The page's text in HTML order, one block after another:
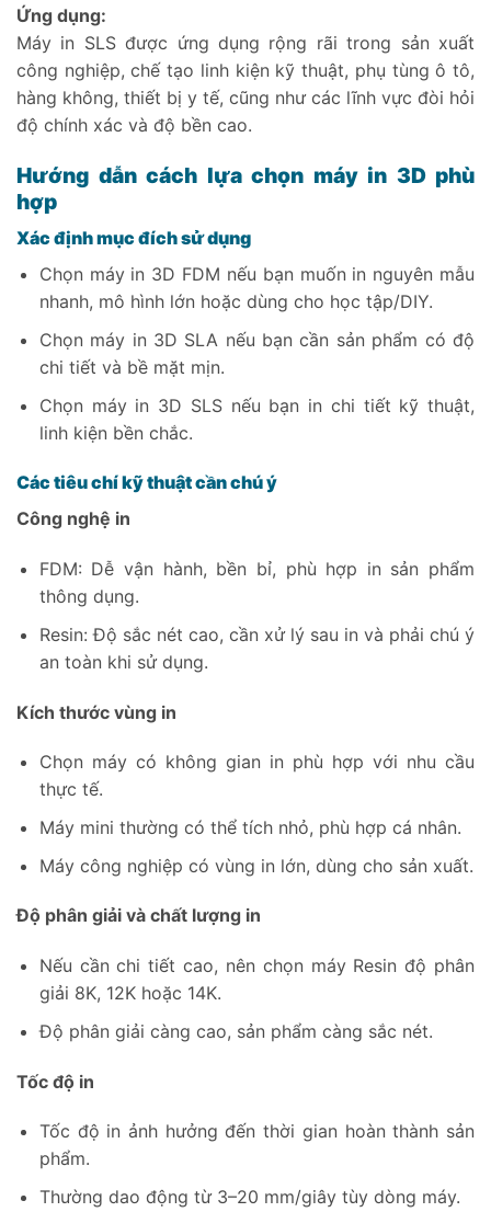
Ứng dụng:
Máy in SLS được ứng dụng rộng rãi trong sản xuất
công nghiệp, chế tạo linh kiện kỹ thuật, phụ tùng ô tô,
hàng không, thiết bị y tế, cũng như các lĩnh vực đòi hỏi
độ chính xác và độ bền cao.
Hướng dẫn cách lựa chọn máy in 3D phù
hợp
Xác định mục đích sử dụng
Chọn máy in 3D FDM nếu bạn muốn in nguyên mẫu
nhanh, mô hình lớn hoặc dùng cho học tập/DIY.
Chọn máy in 3D SLA nếu bạn cần sản phẩm có độ
chi tiết và bề mặt mịn.
Chọn máy in 3D SLS nếu bạn in chi tiết kỹ thuật,
linh kiện bền chắc.
Các tiêu chí kỹ thuật cần chú ý
Công nghệ in
FDM: Dễ vận hành, bền bỉ, phù hợp in sản phẩm
thông dụng.
Resin: Độ sắc nét cao, cần xử lý sau in và phải chú ý
an toàn khi sử dụng.
Kích thước vùng in
Chọn máy có không gian in phù hợp với nhu cầu
thực tế.
Máy mini thường có thể tích nhỏ, phù hợp cá nhân.
Máy công nghiệp có vùng in lớn, dùng cho sản xuất.
Độ phân giải và chất lượng in
Nếu cần chi tiết cao, nên chọn máy Resin độ phân
giải 8K, 12K hoặc 14K.
Độ phân giải càng cao, sản phẩm càng sắc nét.
Tốc độ in
Tốc độ in ảnh hưởng đến thời gian hoàn thành sản
phẩm.
Thường dao động từ 3–20 mm/giây tùy dòng máy.